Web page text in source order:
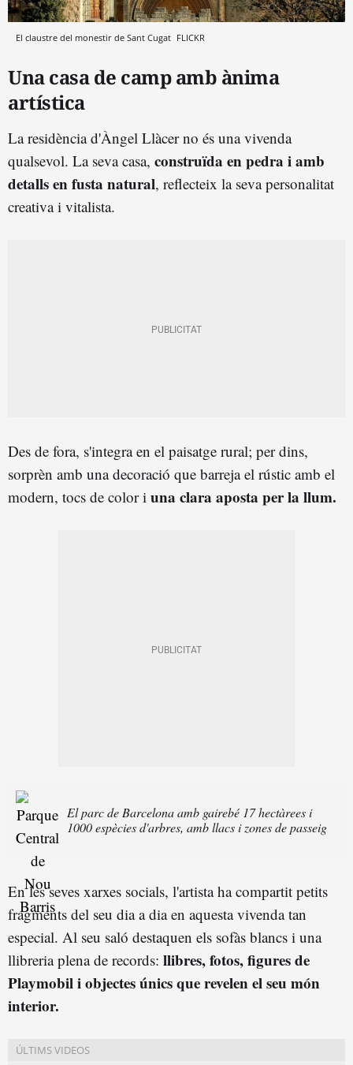
El claustre del monestir de Sant Cugat FLICKR
Una casa de camp amb ànima
artística
La residència d'Àngel Llàcer no és una vivenda
qualsevol. La seva casa, construïda en pedra i amb
detalls en fusta natural, reflecteix la seva personalitat
creativa i vitalista.
Des de fora, s'integra en el paisatge rural; per dins,
sorprèn amb una decoració que barreja el rústic amb el
modern, tocs de color i una clara aposta per la llum.
El parc de Barcelona amb gairebé 17 hectàrees i
1000 espècies d'arbres, amb llacs i zones de passeig
En les seves xarxes socials, l'artista ha compartit petits
fragments del seu dia a dia en aquesta vivenda tan
especial. Al seu saló destaquen els sofàs blancs i una
llibreria plena de records: llibres, fotos, figures de
Playmobil i objectes únics que revelen el seu món
interior.